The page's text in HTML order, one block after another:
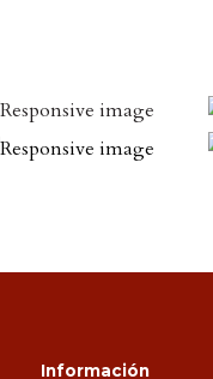
Información